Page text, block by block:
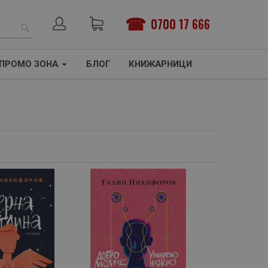
0700 17 666
ТЪРСЕНЕ
ПРОМО ЗОНА БЛОГ КНИЖАРНИЦИ